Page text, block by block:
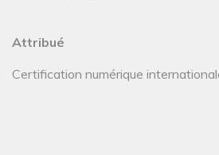
Attribué
Certification numérique